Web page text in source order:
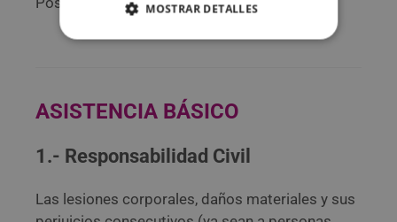
ASISTENCIA BÁSICO
1.- Responsabilidad Civil
Las lesiones corporales, daños materiales y sus
MOSTRAR DETALLES